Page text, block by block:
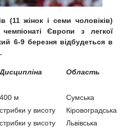
(11 жінок і семи чоловіків)
Європи з легкої
6-9 березня відбудеться в
Дисципліна
Область
400 м
Сумська
стрибки у висоту
Кіровоградська
стрибки у висоту
Львівська